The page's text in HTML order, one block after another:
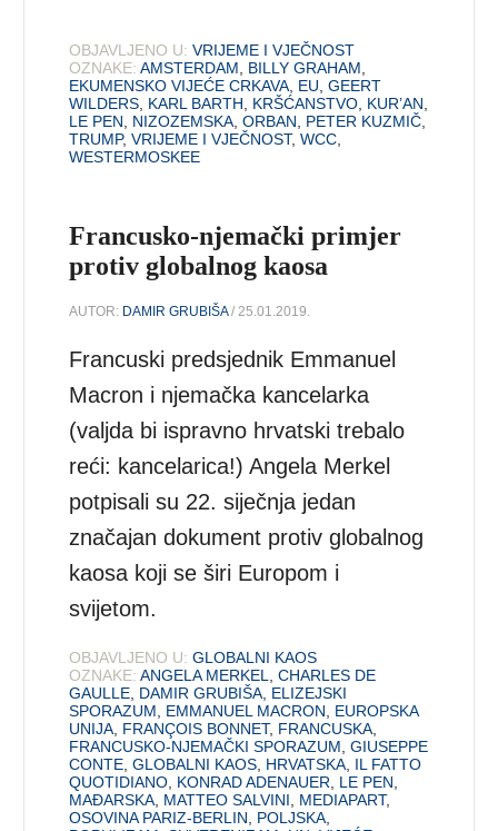
OBJAVLJENO U: VRIJEME I VJEČNOST
OZNAKE: AMSTERDAM BILLY GRAHAM
EKUMENSKO VIJEĆE CRKAVA EU ,GEERT
WILDERS KARL BARTH KRŠĆANSTVO KUR’AN
LE PEN
NIZOZEMSKA ,ORBAN PETER KUZMIČ
TRUMP,VRIJEME I VJEČNOST,WCC
WESTERMOSKEE
Francusko-njemački primjer
protiv globalnog kaosa
AUTOR: DAMIR GRUBIŠA/ 25.01.2019.
Francuski predsjednik Emmanuel
Macron i njemačka kancelarka
(valjda bi ispravno hrvatski trebalo
reći: kancelarica!) Angela Merkel
potpisali su 22. siječnja jedan
značajan dokument protiv globalnog
kaosa koji se širi Europom i
svijetom.
OBJAVLJENO U: GLOBALNI KAOS
OZNAKE: ANGELA MERKEL ,CHARLES DE
GAULLE DAMIR GRUBIŠA ELIZEJSKI
SPORAZUM
EMMANUEL MACRON
EUROPSKA
UNIJA FRANÇOIS BONNET, FRANCUSKA
FRANCUSKO-NJEMAČKI SPORAZUM ,GIUSEPPE
CONTE ,GLOBALNI KAOS HRVATSKA IL FATTO
QUOTIDIANO KONRAD ADENAUER LE PEN
MAĐARSKA MATTEO SALVINI MEDIAPART,
OSOVINA PARIZ-BERLIN
POLJSKA